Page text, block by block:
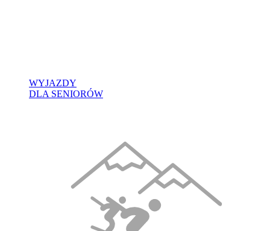
WYJAZDY
DLA SENIORÓW